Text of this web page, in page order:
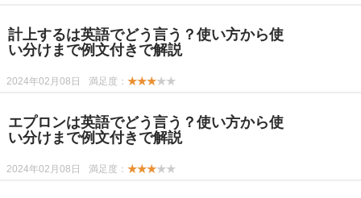
計上するは英語でどう言う？使い方から使
い分けまで例文付きで解説
2024年02月08日 満足度： ★★★★★
エプロンは英語でどう言う？使い方から使
い分けまで例文付きで解説
2024年02月08日 満足度： ★★★★★